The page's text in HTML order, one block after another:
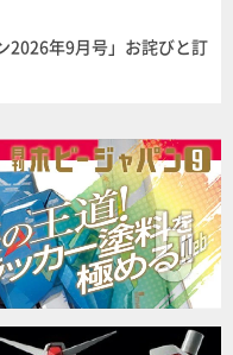
2026年9月号」お詫びと訂